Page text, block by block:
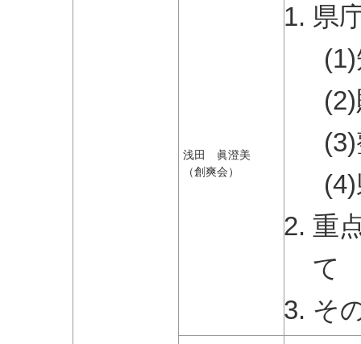
浅田 眞澄美
（創爽会）
県
重
て
そ